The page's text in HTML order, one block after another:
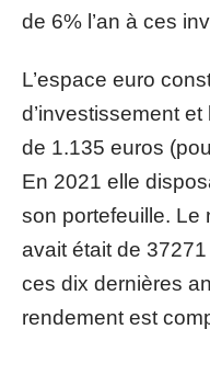
de 6% l’an à ces
L’espace euro
d’investissement
de 1.135 euros
En 2021 elle
son portefeuille. Le
avait était de
ces dix dernières
rendement est